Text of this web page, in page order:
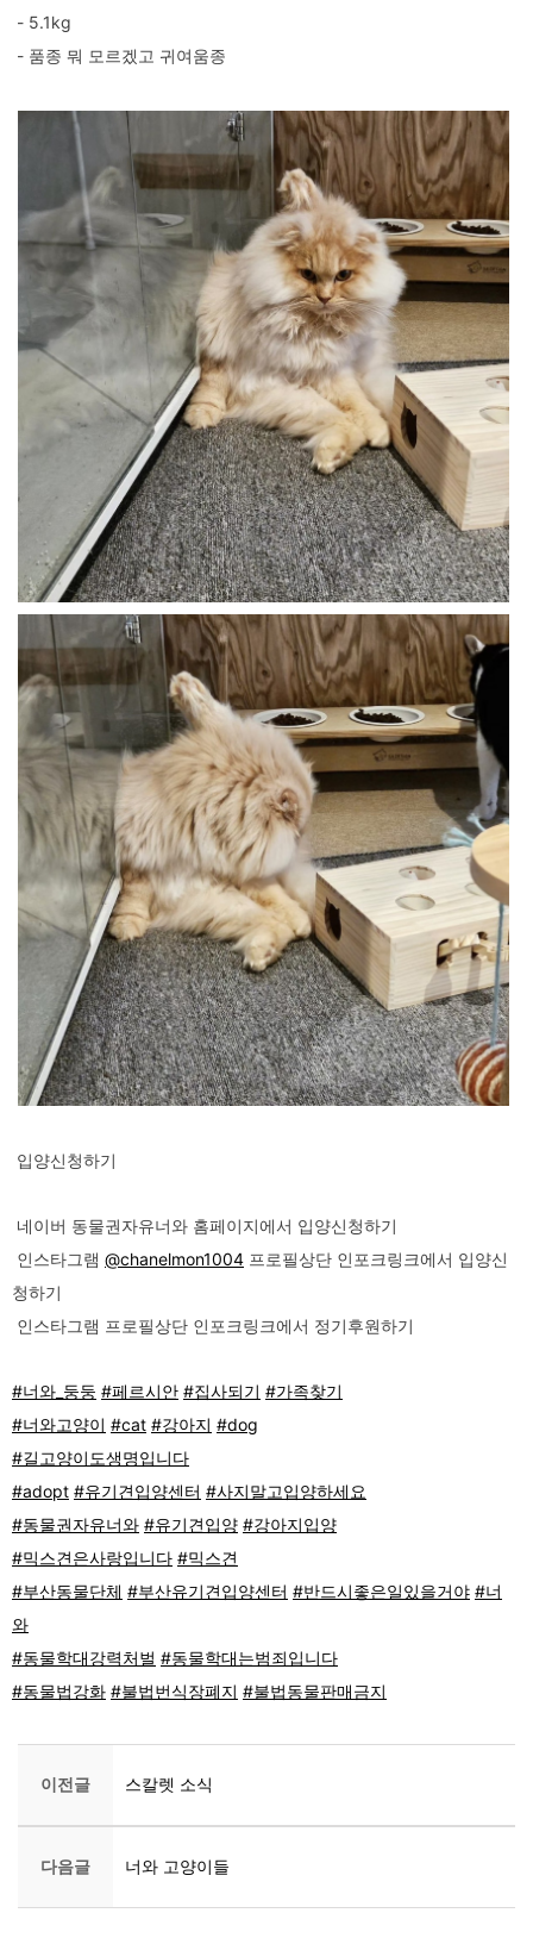
- 5.1kg
- 품종 뭐 모르겠고 귀여움종
입양신청하기
네이버 동물권자유너와 홈페이지에서 입양신청하기
인스타그램 @chanelmon1004 프로필상단 인포크링크에서 입양신
청하기
인스타그램 프로필상단 인포크링크에서 정기후원하기
#너와_둥둥 #페르시안 #집사되기 #가족찾기
#너와고양이 #cat #강아지 #dog
#길고양이도생명입니다
#adopt #유기견입양센터 #사지말고입양하세요
#동물권자유너와 #유기견입양 #강아지입양
#믹스견은사랑입니다 #믹스견
#부산동물단체 #부산유기견입양센터 #반드시좋은일있을거야 #너
와
#동물학대강력처벌 #동물학대는범죄입니다
#동물법강화 #불법번식장폐지 #불법동물판매금지
이전글 스칼렛 소식
다음글 너와 고양이들